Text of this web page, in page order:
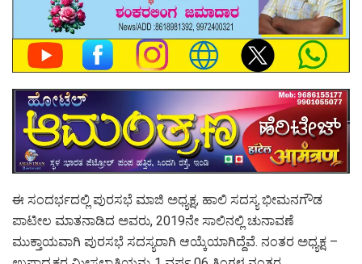
ಈ ಸಂದರ್ಭದಲ್ಲಿ ಪುರಸಭೆ ಮಾಜಿ ಅಧ್ಯಕ್ಷ, ಹಾಲಿ ಸದಸ್ಯ ಭೀಮನಗೌಡ
ಪಾಟೀಲ ಮಾತನಾಡಿದ ಅವರು, 2019ನೇ ಸಾಲಿನಲ್ಲಿ ಚುನಾವಣೆ
ಮುಕ್ತಾಯವಾಗಿ ಪುರಸಭೆ ಸದಸ್ಯರಾಗಿ ಆಯ್ಕೆಯಾಗಿದ್ದೆವೆ. ನಂತರ ಅಧ್ಯಕ್ಷ –